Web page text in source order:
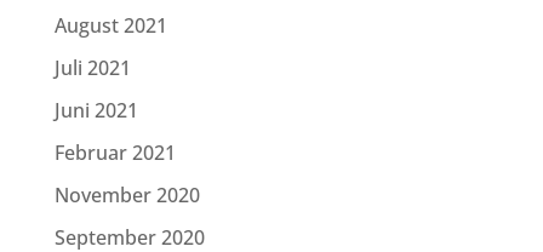
August 2021
Juli 2021
Juni 2021
Februar 2021
November 2020
September 2020